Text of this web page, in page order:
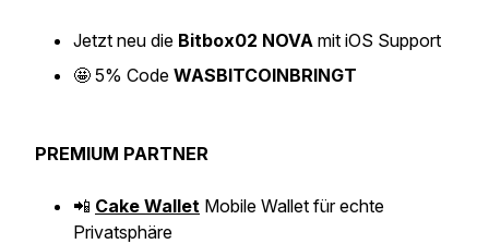
Jetzt neu die Bitbox02 NOVA mit iOS Support
🤩 5% Code WASBITCOINBRINGT
PREMIUM PARTNER
📲 Cake Wallet Mobile Wallet für echte
Privatsphäre